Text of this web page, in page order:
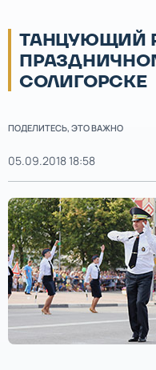
ТАНЦУЮЩИЙ
СОЛИГОРСКЕ
ПОДЕЛИТЕСЬ, ЭТО ВАЖНО
05.09.2018 18:58